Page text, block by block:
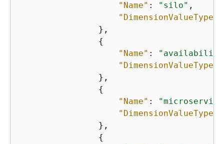
"Name" : "silo" ,
"DimensionValueType"
                },
{
"Name" :
"DimensionValueType"
                },
{
"Name" :
"DimensionValueType"
                },
{